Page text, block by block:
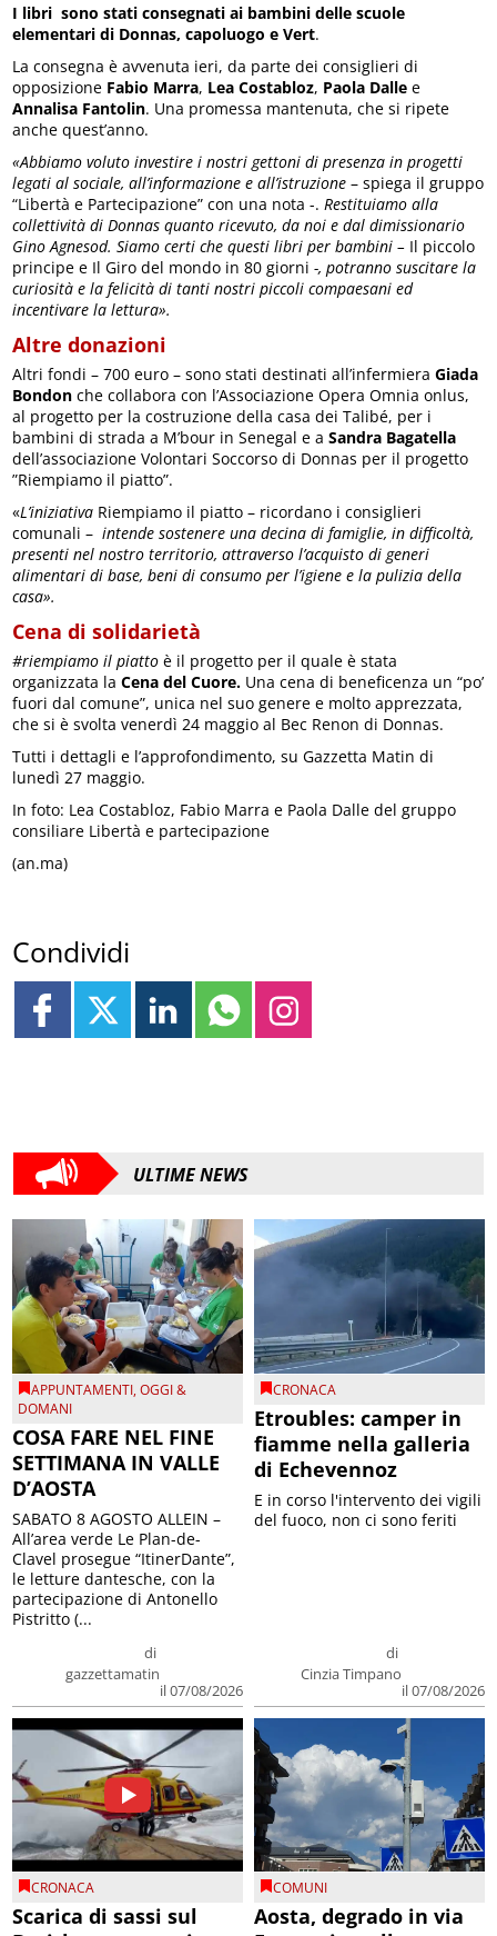
I libri sono stati consegnati ai bambini delle scuole
elementari di Donnas, capoluogo e Vert.
La consegna è avvenuta ieri, da parte dei consiglieri di
opposizione Fabio Marra, Lea Costabloz, Paola Dalle e
Annalisa Fantolin. Una promessa mantenuta, che si ripete
anche quest’anno.
«Abbiamo voluto investire i nostri gettoni di presenza in progetti
legati al sociale, all’informazione e all’istruzione – spiega il gruppo
“Libertà e Partecipazione” con una nota -. Restituiamoalla
collettività di Donnas quanto ricevuto, da noi e dal dimissionario
Gino Agnesod. Siamo certi che questi libri per bambini – Il piccolo
principe e Il Giro del mondo in 80 giorni-, potranno suscitare la
curiosità e la felicità di tanti nostri piccoli compaesani ed
incentivare la lettura».
Altre donazioni
Altri fondi – 700 euro – sono stati destinati all’infermieraGiada
Bondon che collabora con l’Associazione Opera Omnia onlus,
al progetto per la costruzione della casa dei Talibé, per i
bambini di strada a M’bour in Senegal e aSandra Bagatella
dell’associazione Volontari Soccorso di Donnas per il progetto
”Riempiamo il piatto”.
«L’iniziativa Riempiamo il piatto – ricordano i consiglieri
comunali –intende sostenere una decina di famiglie, in difficoltà,
presenti nel nostro territorio, attraverso l’acquisto di generi
alimentari di base, beni di consumo per l’igiene e la pulizia della
casa».
Cena di solidarietà
#riempiamo il piatto è il progetto per il quale è stata
organizzata laCena del Cuore. Una cena di beneficenza un “po’
fuori dal comune”, unica nel suo genere e molto apprezzata,
che si è svolta venerdì 24 maggio al Bec Renon di Donnas.
Tutti i dettagli e l’approfondimento, su Gazzetta Matin di
lunedì 27 maggio.
In foto: Lea Costabloz, Fabio Marra e Paola Dalle del gruppo
consiliare Libertà e partecipazione
(an.ma)
Condividi
ULTIME NEWS
APPUNTAMENTI,OGGI &
DOMANI
COSA FARE NEL FINE
SETTIMANA IN VALLE
D’AOSTA
di
gazzettamatin
il 07/08/2026
SABATO 8 AGOSTO ALLEIN –
All’area verde Le Plan-de-
Clavel prosegue “ItinerDante”,
le letture dantesche, con la
partecipazione di Antonello
Pistritto (...
CRONACA
Etroubles: camper in
fiamme nella galleria
di Echevennoz
di
Cinzia Timpano
il 07/08/2026
E in corso l'intervento dei vigili
del fuoco, non ci sono feriti
CRONACA
Scarica di sassi sul
COMUNI
Aosta, degrado in via